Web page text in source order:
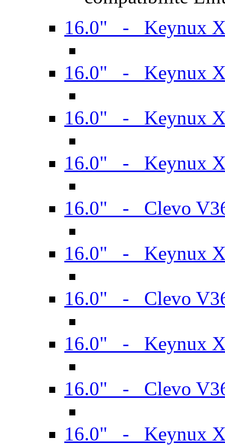
16.0" - Keynux
16.0" - Keynux
16.0" - Keynux
16.0" - Keynux
16.0" - Clevo
16.0" - Keynux
16.0" - Clevo
16.0" - Keynux
16.0" - Clevo
16.0" - Keynux